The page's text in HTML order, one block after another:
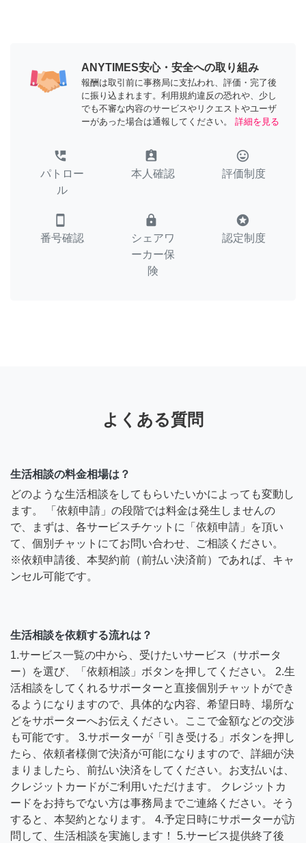
ANYTIMES安心・安全への取り組み
報酬は取引前に事務局に支払われ、評価・完了後
に振り込まれます。利用規約違反の恐れや、少し
でも不審な内容のサービスやリクエストやユーザ
ーがあった場合は通報してください。
詳細を見る
perm_phone_msg
パトロー
ル
assignment_ind
本人確認
tag_faces
評価制度
smartphone
番号確認
lock
シェアワ
ーカー保
険
stars
認定制度
よくある質問
生活相談の料金相場は？
どのような生活相談をしてもらいたいかによっても変動し
ます。 「依頼申請」の段階では料金は発生しませんの
で、まずは、各サービスチケットに「依頼申請」を頂い
て、個別チャットにてお問い合わせ、ご相談ください。
※依頼申請後、本契約前（前払い決済前）であれば、キャ
ンセル可能です。
生活相談を依頼する流れは？
1.サービス一覧の中から、受けたいサービス（サポータ
ー）を選び、「依頼相談」ボタンを押してください。 2.生
活相談をしてくれるサポーターと直接個別チャットができ
るようになりますので、具体的な内容、希望日時、場所な
どをサポーターへお伝えください。ここで金額などの交渉
も可能です。 3.サポーターが「引き受ける」ボタンを押し
たら、依頼者様側で決済が可能になりますので、詳細が決
まりましたら、前払い決済をしてください。お支払いは、
クレジットカードがご利用いただけます。 クレジットカ
ードをお持ちでない方は事務局までご連絡ください。そう
すると、本契約となります。 4.予定日時にサポーターが訪
問して、生活相談を実施します！ 5.サービス提供終了後